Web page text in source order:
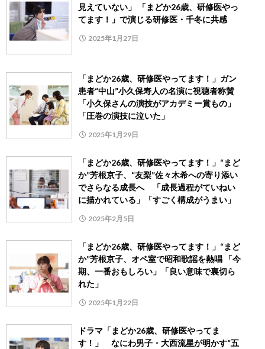
見えていない」 「まどか26歳、研修医やっ
てます！」で演じる研修医・千冬に共感
2025年1月27日
「まどか26歳、研修医やってます！」ガン
患者“中山”小久保寿人の名演に視聴者称賛
「小久保さんの演技がアカデミー賞もの」
「圧巻の演技に泣いた」
2025年1月29日
「まどか26歳、研修医やってます！」“まど
か”芳根京子、“友梨”佐々木希への寄り添い
でさらなる成長へ 「成長過程がていねい
に描かれている」「すごく構成がうまい」
2025年2月5日
「まどか26歳、研修医やってます！」“まど
か”芳根京子、オペ室で昭和歌謡を熱唱 「今
期、一番おもしろい」「良い意味で裏切ら
れた」
2025年1月22日
ドラマ「まどか26歳、研修医やってま
す！」 なにわ男子・大西流星が明かす“五